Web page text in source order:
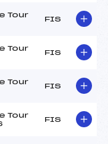
Tour
FIS
Tour
FIS
Tour
FIS
Tour
FIS